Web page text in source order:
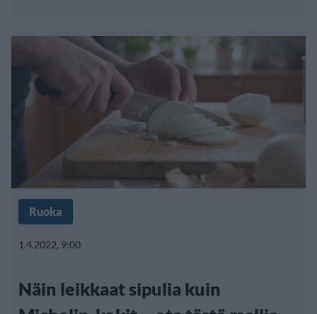
Ruoka
1.4.2022, 9:00
Näin leikkaat sipulia kuin